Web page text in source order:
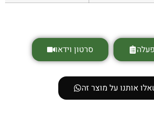
סרטון וידאו
אותנו על מוצר זה